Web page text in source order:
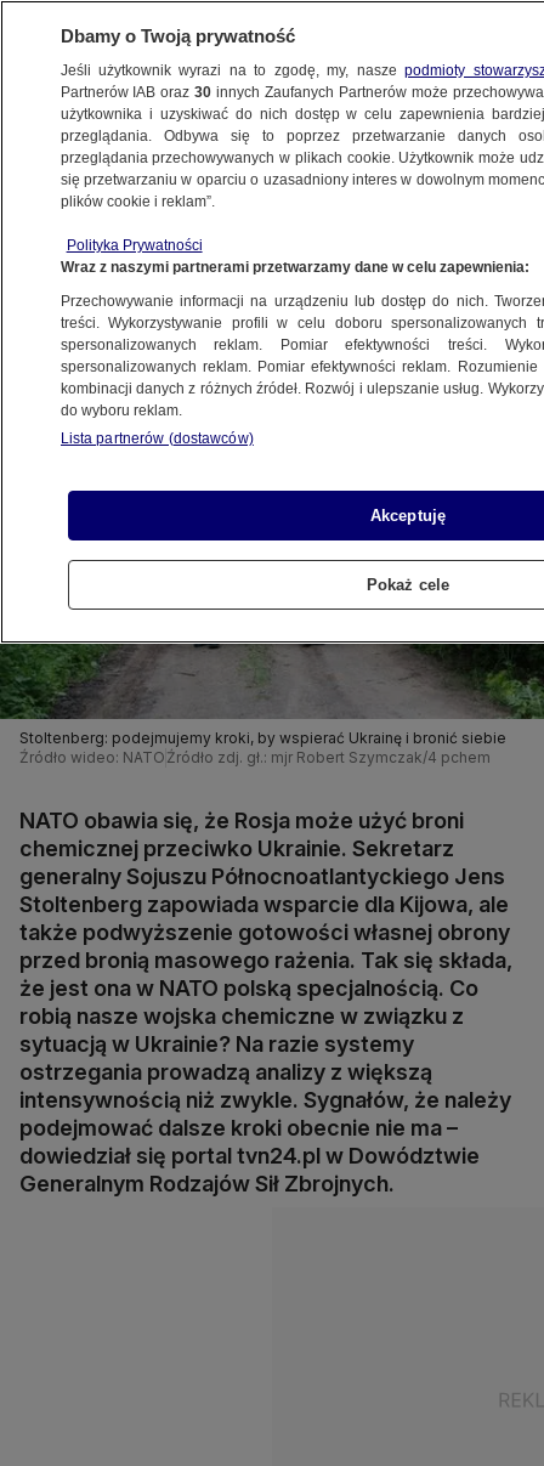
POLSKA
to polska specjalność w NATO
29.03.2022, 07:51
Udostępnij
Stoltenberg: podejmujemy kroki, by wspierać Ukrainę i bronić siebie
Źródło wideo: NATO Źródło zdj. gł.: mjr Robert Szymczak/4 pchem
NATO obawia się, że Rosja może użyć broni
chemicznej przeciwko Ukrainie. Sekretarz
generalny Sojuszu Północnoatlantyckiego Jens
Stoltenberg zapowiada wsparcie dla Kijowa, ale
także podwyższenie gotowości własnej obrony
przed bronią masowego rażenia. Tak się składa,
że jest ona w NATO polską specjalnością. Co
robią nasze wojska chemiczne w związku z
sytuacją w Ukrainie? Na razie systemy
ostrzegania prowadzą analizy z większą
intensywnością niż zwykle. Sygnałów, że należy
podejmować dalsze kroki obecnie nie ma –
dowiedział się portal tvn24.pl w Dowództwie
Generalnym Rodzajów Sił Zbrojnych.
Dbamy o Twoją prywatność
Jeśli użytkownik wyrazi na to zgodę, my, naszepodmioty
Partnerów IAB oraz30 innych Zaufanych Partnerów może
użytkownika i uzyskiwać do nich dostęp w celu zapewnienia
przeglądania. Odbywa się to poprzez przetwarzanie danych
przeglądania przechowywanych w plikach cookie. Użytkownik może
się przetwarzaniu w oparciu o uzasadniony interes w dowolnym
plików cookie i reklam”.
Polityka Prywatności
Wraz z naszymi partnerami przetwarzamy dane w celu zapewnienia:
Przechowywanie informacji na urządzeniu lub dostęp do nich.
treści. Wykorzystywanie profili w celu doboru spersonalizowanych
spersonalizowanych reklam. Pomiar efektywności treści.
spersonalizowanych reklam. Pomiar efektywności reklam.
kombinacji danych z różnych źródeł. Rozwój i ulepszanie usług.
do wyboru reklam.
Lista partnerów (dostawców)
Akceptuję
Pokaż cele